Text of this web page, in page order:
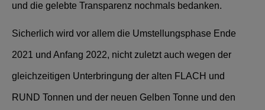
und die gelebte Transparenz nochmals bedanken.
Sicherlich wird vor allem die Umstellungsphase Ende
2021 und Anfang 2022, nicht zuletzt auch wegen der
gleichzeitigen Unterbringung der alten FLACH und
RUND Tonnen und der neuen Gelben Tonne und den